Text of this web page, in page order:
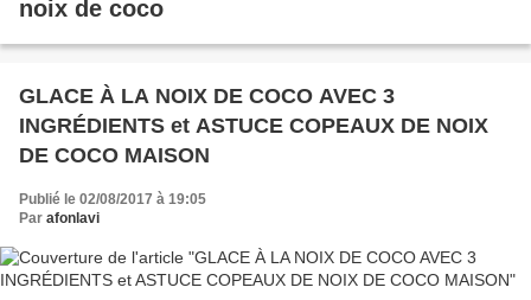
noix de coco
GLACE À LA NOIX DE COCO AVEC 3
INGRÉDIENTS et ASTUCE COPEAUX DE NOIX
DE COCO MAISON
Publié le 02/08/2017 à 19:05
Par afonlavi